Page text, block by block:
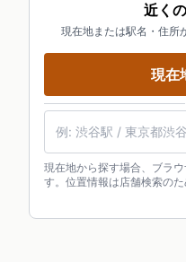
近く
現在地または駅名・住所
現在
現在地から探す場合、ブラ
す。位置情報は店舗検索の